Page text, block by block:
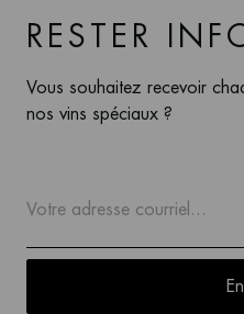
RESTER
Vous souhaitez recevoir
nos vins spéciaux ?